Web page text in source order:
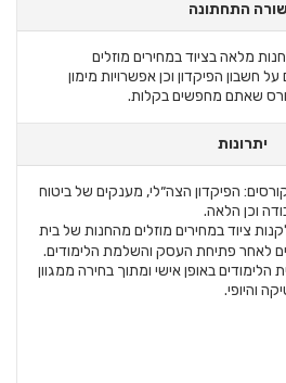
התחתונה
מלאה בציוד במחירים מוזלים
חשבון הפיקדון וכן אפשרויות מימון
שאתם מחפשים בקלות.
יתרונות
הפיקדון הצה״לי, מענקים של ביטוח
וכן הלאה.
ציוד במחירים מוזלים מהחנות של בית
לאחר פתיחת העסק והשלמת הלימודים.
באופן אישי ומתוך בחירה ממגוון
והיופי.